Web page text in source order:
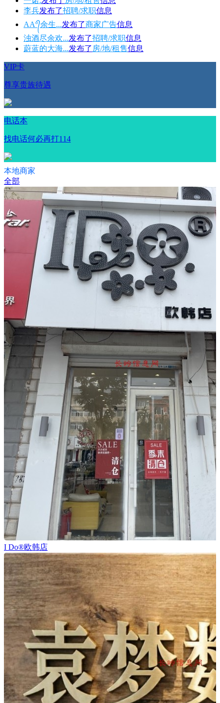
李兵发布了招聘/求职信息
AAº᭄余生...发布了商家广告信息
浊酒尽余欢...发布了招聘/求职信息
蔚蓝的大海...发布了 房/地/租售信息
VIP卡
尊享贵族待遇
电话本
找电话何必再打114
本地商家
全部
I Do®欧韩店